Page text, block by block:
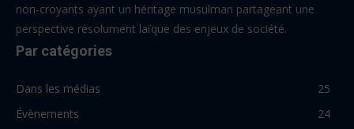
non-croyants ayant un héritage musulman partageant une
perspective résolument laïque des enjeux de société.
Par catégories
Dans les médias
25
Évènements
24